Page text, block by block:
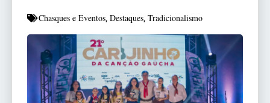
Chasques e Eventos, Destaques, Tradicionalismo